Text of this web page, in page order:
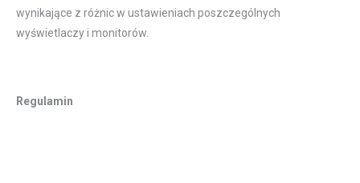
wynikające z różnic w ustawieniach poszczególnych
wyświetlaczy i monitorów.
Regulamin